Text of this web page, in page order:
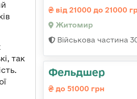
так
від 21000 до 21000
Житомир
Військова частина
Фельдшер
до 51000 грн